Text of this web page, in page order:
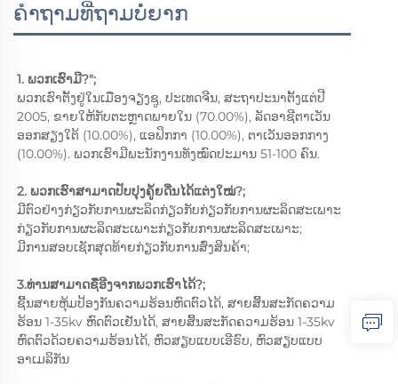
ຄຳຖາມທີ່ຖາມບໍ່ຍາກ
1. ພວກເຮົາມີ?";
ພວກເຮົາຕັ້ງຢູ່ໃນເມືອງຈຽງຊູ, ປະເທດຈີນ, ສະຖາປະນາຕັ້ງແຕ່ປີ
2005, ຂາຍໃຫ້ກັບຕະຫຼາດພາຍໃນ (70.00%), ລັດອາຊີຕາເວັນ
ອອກສຽງໃຕ້ (10.00%), ແອຟິກກາ (10.00%), ຕາເວັນອອກກາງ
(10.00%). ພວກເຮົາມີພະນັກງານທັງໝົດປະມານ 51-100 ຄົນ.
2. ພວກເຮົາສາມາດປັບປຸງຄູ່້ຍດີ່ນໄດ້ແຕ່ງໃໝ່?;
ມີຕົວຢ່າງກ່ຽວກັບການຜະລິດກ່ຽວກັບກ່ຽວກັບການຜະລິດສະເພາະ
ກ່ຽວກັບການຜະລິດສະເພາະກ່ຽວກັບການຜະລິດສະເພາະ;
ມີການສອບເຊັກສຸດທ້າຍກ່ຽວກັບການສົ່ງສິນຄ້າ;
3.ທ່ານສາມາດຊື່ອີງຈາກພວກເຮົາໄດ້?;
ຊີ້ນສາຍຫຸ້ມປ້ອງກັນຄວາມຮ້ອນຫົດຕົວໄດ້, ສາຍສິ້ນສະກັດຄວາມ
ຮ້ອນ 1-35kv ຫົດຕົວເຢັນໄດ້, ສາຍສິ້ນສະກັດຄວາມຮ້ອນ 1-35kv
ຫົດຕົວດ້ວຍຄວາມຮ້ອນໄດ້, ຫົວສຽບແບບເອີຣົບ, ຫົວສຽບແບບ
ອາເມລິກັນ